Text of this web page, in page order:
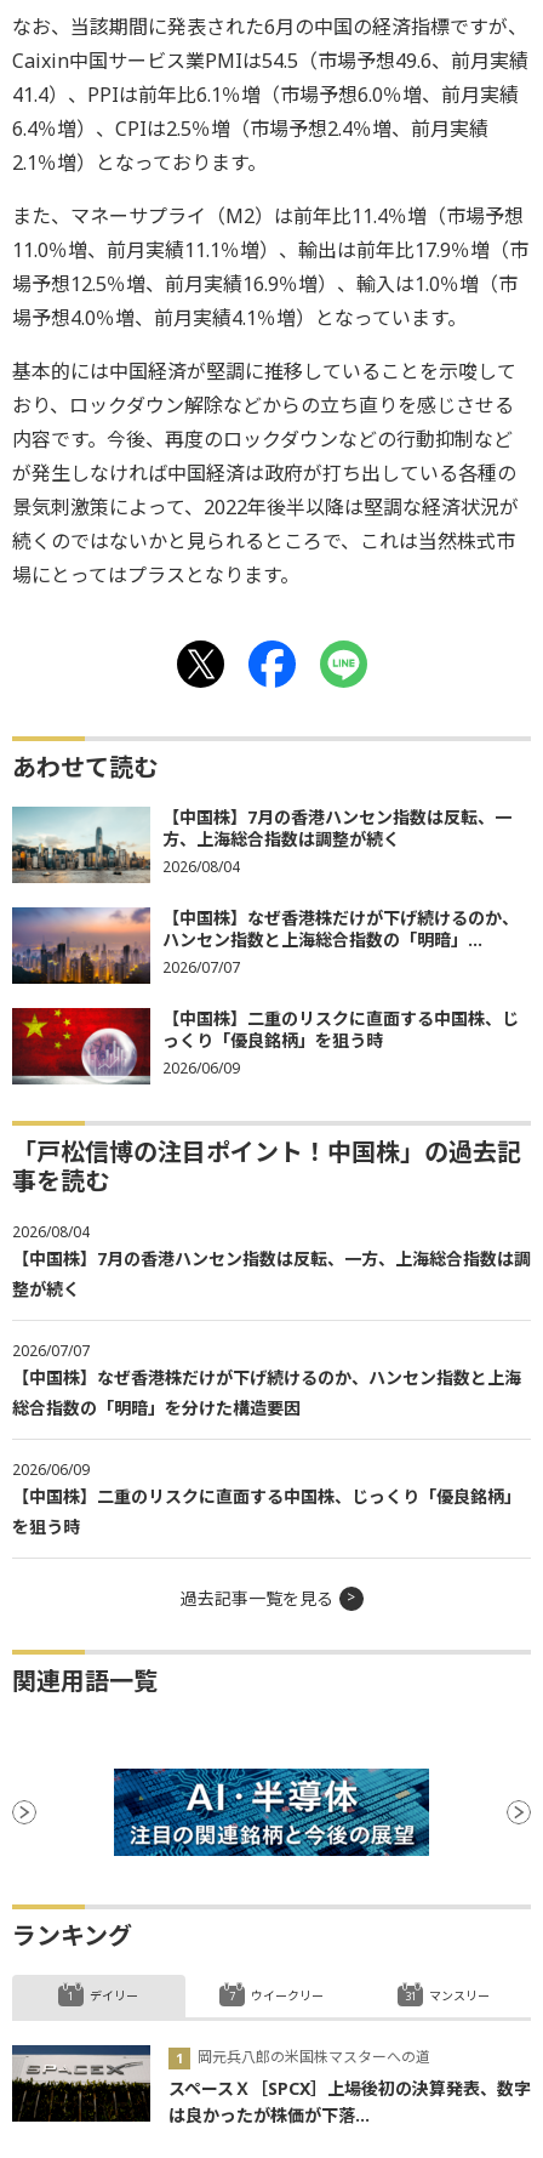
なお、当該期間に発表された6月の中国の経済指標ですが、
Caixin中国サービス業PMIは54.5（市場予想49.6、前月実績
41.4）、PPIは前年比6.1％増（市場予想6.0％増、前月実績
6.4％増）、CPIは2.5％増（市場予想2.4％増、前月実績
2.1％増）となっております。
また、マネーサプライ（M2）は前年比11.4％増（市場予想
11.0％増、前月実績11.1％増）、輸出は前年比17.9％増（市
場予想12.5％増、前月実績16.9％増）、輸入は1.0％増（市
場予想4.0％増、前月実績4.1％増）となっています。
基本的には中国経済が堅調に推移していることを示唆して
おり、ロックダウン解除などからの立ち直りを感じさせる
内容です。今後、再度のロックダウンなどの行動抑制など
が発生しなければ中国経済は政府が打ち出している各種の
景気刺激策によって、2022年後半以降は堅調な経済状況が
続くのではないかと見られるところで、これは当然株式市
場にとってはプラスとなります。
あわせて読む
【中国株】7月の香港ハンセン指数は反転、一
方、上海総合指数は調整が続く
2026/08/04
【中国株】なぜ香港株だけが下げ続けるのか、
ハンセン指数と上海総合指数の「明暗」...
2026/07/07
【中国株】二重のリスクに直面する中国株、じ
っくり「優良銘柄」を狙う時
2026/06/09
「戸松信博の注目ポイント！中国株」の過去記
事を読む
2026/08/04
【中国株】7月の香港ハンセン指数は反転、一方、上海総合指数は調
整が続く
2026/07/07
【中国株】なぜ香港株だけが下げ続けるのか、ハンセン指数と上海
総合指数の「明暗」を分けた構造要因
2026/06/09
【中国株】二重のリスクに直面する中国株、じっくり「優良銘柄」
を狙う時
過去記事一覧を見る
関連用語一覧
ランキング
デイリー
岡元兵八郎の米国株マスターへの道
スペースＸ［SPCX］上場後初の決算発表、数字
は良かったが株価が下落...
ウイークリー マンスリー